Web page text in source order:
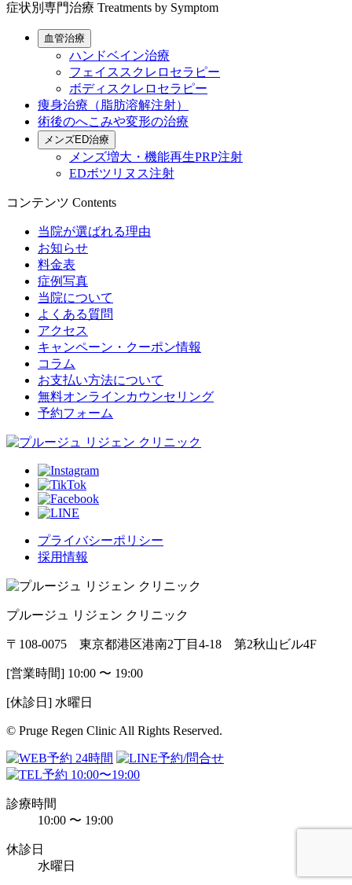
症状別専門治療 Treatments by Symptom
血管治療
ハンドベイン治療
フェイススクレロセラピー
ボディスクレロセラピー
痩身治療（脂肪溶解注射）
術後のへこみや変形の治療
メンズED治療
メンズ増大・機能再生PRP注射
EDボツリヌス注射
コンテンツ Contents
当院が選ばれる理由
お知らせ
料金表
症例写真
当院について
よくある質問
アクセス
キャンペーン・クーポン情報
コラム
お支払い方法について
無料オンラインカウンセリング
予約フォーム
プライバシーポリシー
採用情報
プルージュ リジェン クリニック
〒108-0075 東京都港区港南2丁目4-18 第2秋山ビル4F
[営業時間] 10:00 〜 19:00
[休診日] 水曜日
© Pruge Regen Clinic All Rights Reserved.
診療時間
10:00 〜 19:00
休診日
水曜日